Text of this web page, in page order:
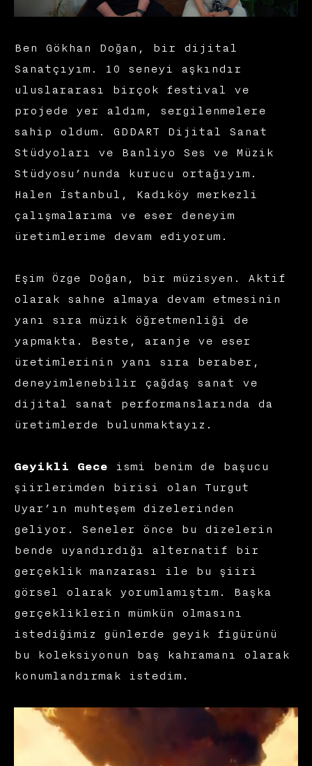
Ben Gökhan Doğan, bir dijital
Sanatçıyım. 10 seneyi aşkındır
uluslararası birçok festival ve
projede yer aldım, sergilenmelere
sahip oldum. GDDART Dijital Sanat
Stüdyoları ve Banliyo Ses ve Müzik
Stüdyosu’nunda kurucu ortağıyım.
Halen İstanbul, Kadıköy merkezli
çalışmalarıma ve eser deneyim
üretimlerime devam ediyorum.
Eşim Özge Doğan, bir müzisyen. Aktif
olarak sahne almaya devam etmesinin
yanı sıra müzik öğretmenliği de
yapmakta. Beste, aranje ve eser
üretimlerinin yanı sıra beraber,
deneyimlenebilir çağdaş sanat ve
dijital sanat performanslarında da
üretimlerde bulunmaktayız.
Geyikli Gece
ismi benim de başucu
şiirlerimden birisi olan Turgut
Uyar’ın muhteşem dizelerinden
geliyor. Seneler önce bu dizelerin
bende uyandırdığı alternatif bir
gerçeklik manzarası ile bu şiiri
görsel olarak yorumlamıştım. Başka
gerçekliklerin mümkün olmasını
istediğimiz günlerde geyik figürünü
bu koleksiyonun baş kahramanı olarak
konumlandırmak istedim.